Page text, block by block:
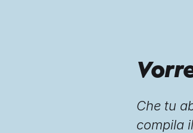
Che tu
compila